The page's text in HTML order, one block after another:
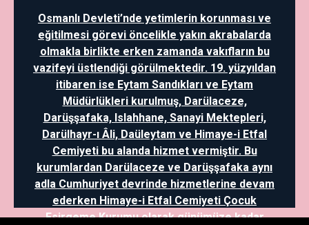
Osmanlı Devleti’nde yetimlerin korunması ve
eğitilmesi görevi öncelikle yakın akrabalarda
olmakla birlikte erken zamanda vakıfların bu
vazifeyi üstlendiği görülmektedir. 19. yüzyıldan
itibaren ise Eytam Sandıkları ve Eytam
Müdürlükleri kurulmuş, Darülaceze,
Darüşşafaka, Islahhane, Sanayi Mektepleri,
Darülhayr-ı Âli, Daüleytam ve Himaye-i Etfal
Cemiyeti bu alanda hizmet vermiştir. Bu
kurumlardan Darülaceze ve Darüşşafaka aynı
adla Cumhuriyet devrinde hizmetlerine devam
ederken Himaye-i Etfal Cemiyeti Çocuk
Esirgeme Kurumu olarak günümüze kadar